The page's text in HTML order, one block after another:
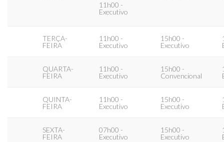
11h00 -
Executivo
TERÇA-
FEIRA
11h00 -
Executivo
15h00 -
Executivo
QUARTA-
FEIRA
11h00 -
Executivo
15h00 -
Convencional
QUINTA-
FEIRA
11h00 -
Executivo
15h00 -
Executivo
SEXTA-
FEIRA
07h00 -
Executivo
15h00 -
Executivo